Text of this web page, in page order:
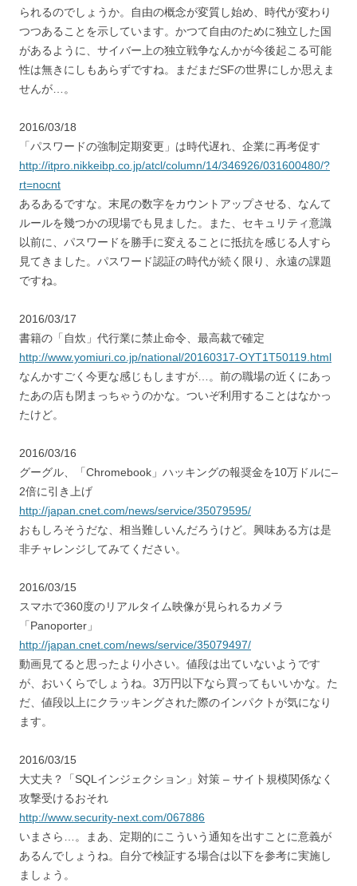
られるのでしょうか。自由の概念が変質し始め、時代が変わり
つつあることを示しています。かつて自由のために独立した国
があるように、サイバー上の独立戦争なんかが今後起こる可能
性は無きにしもあらずですね。まだまだSFの世界にしか思えま
せんが…。
2016/03/18
「パスワードの強制定期変更」は時代遅れ、企業に再考促す
http://itpro.nikkeibp.co.jp/atcl/column/14/346926/031600480/?
rt=nocnt
あるあるですな。末尾の数字をカウントアップさせる、なんて
ルールを幾つかの現場でも見ました。また、セキュリティ意識
以前に、パスワードを勝手に変えることに抵抗を感じる人すら
見てきました。パスワード認証の時代が続く限り、永遠の課題
ですね。
2016/03/17
書籍の「自炊」代行業に禁止命令、最高裁で確定
http://www.yomiuri.co.jp/national/20160317-OYT1T50119.html
なんかすごく今更な感じもしますが…。前の職場の近くにあっ
たあの店も閉まっちゃうのかな。ついぞ利用することはなかっ
たけど。
2016/03/16
グーグル、「Chromebook」ハッキングの報奨金を10万ドルに–
2倍に引き上げ
http://japan.cnet.com/news/service/35079595/
おもしろそうだな、相当難しいんだろうけど。興味ある方は是
非チャレンジしてみてください。
2016/03/15
スマホで360度のリアルタイム映像が見られるカメラ
「Panoporter」
http://japan.cnet.com/news/service/35079497/
動画見てると思ったより小さい。値段は出ていないようです
が、おいくらでしょうね。3万円以下なら買ってもいいかな。た
だ、値段以上にクラッキングされた際のインパクトが気になり
ます。
2016/03/15
大丈夫？「SQLインジェクション」対策 – サイト規模関係なく
攻撃受けるおそれ
http://www.security-next.com/067886
いまさら…。まあ、定期的にこういう通知を出すことに意義が
あるんでしょうね。自分で検証する場合は以下を参考に実施し
ましょう。